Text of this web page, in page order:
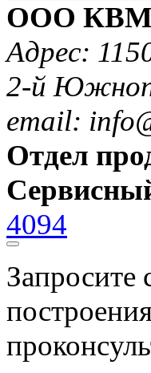
ООО КВМ
Адрес:
2-й
email:
Отдел
4094
Запросите